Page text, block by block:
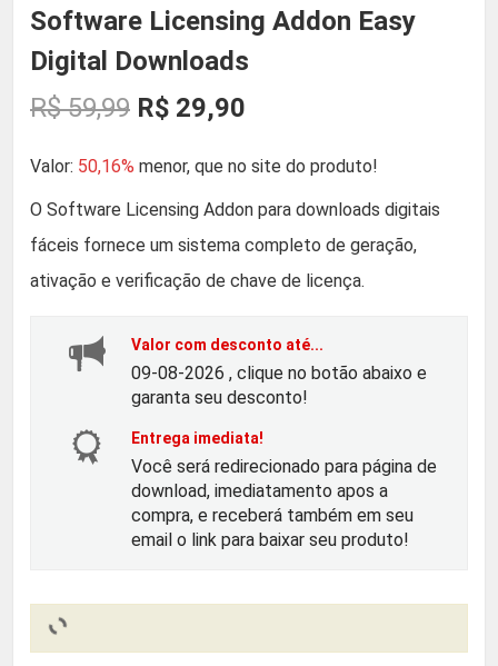
Software Licensing Addon Easy
Digital Downloads
R$59,99 O
p
r
e
o
o
r
i
R$ 29,90
p
r
o
a
t
u
Valor: 50,16% menor, que no site do produto!
O Software Licensing Addon para downloads digitais
fáceis fornece um sistema completo de geração,
ativação e verificação de chave de licença.
Valor com desconto até...
09-08-2026 , clique no botão abaixo e
garanta seu desconto!
Entrega imediata!
Você será redirecionado para página de
download, imediatamento apos a
compra, e receberá também em seu
email o link para baixar seu produto!